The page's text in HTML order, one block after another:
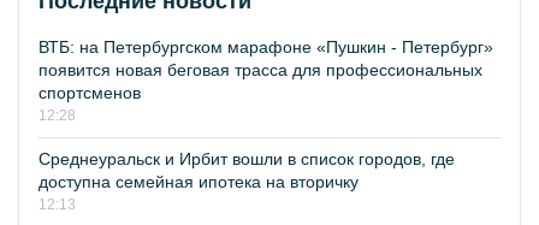
ВТБ: на Петербургском марафоне «Пушкин - Петербург»
появится новая беговая трасса для профессиональных
спортсменов
12:28
Среднеуральск и Ирбит вошли в список городов, где
доступна семейная ипотека на вторичку
12:13